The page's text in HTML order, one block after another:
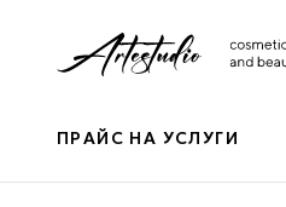
ПРАЙС НА УСЛУГИ